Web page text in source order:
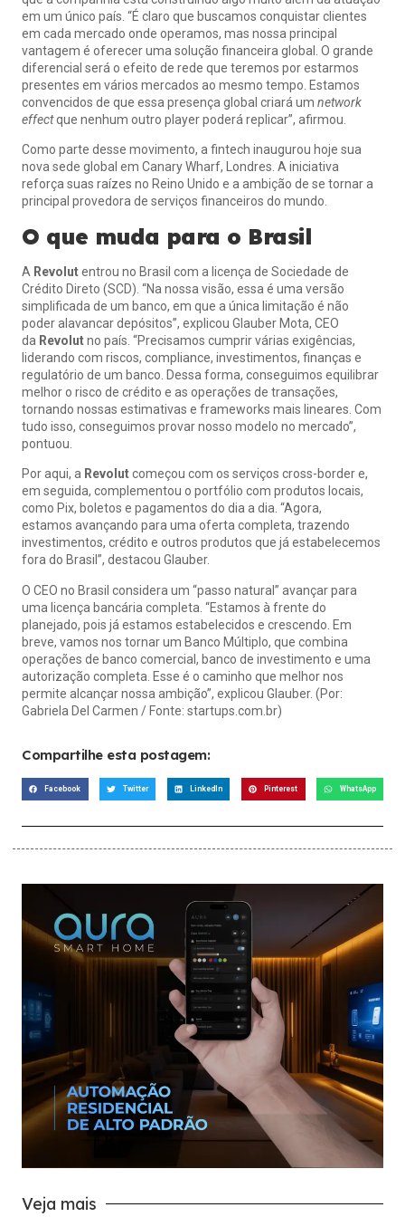
em um único país. “É claro que buscamos conquistar clientes
em cada mercado onde operamos, mas nossa principal
vantagem é oferecer uma solução financeira global. O grande
diferencial será o efeito de rede que teremos por estarmos
presentes em vários mercados ao mesmo tempo. Estamos
convencidos de que essa presença global criará um network
effectque nenhum outro player poderá replicar”, afirmou.
Como parte desse movimento, a fintech inaugurou hoje sua
nova sede global em Canary Wharf, Londres. A iniciativa
reforça suas raízes no Reino Unido e a ambição de se tornar a
principal provedora de serviços financeiros do mundo.
O que muda para o Brasil
A Revolutentrou no Brasil com a licença de Sociedade de
Crédito Direto (SCD). “Na nossa visão, essa é uma versão
simplificada de um banco, em que a única limitação é não
poder alavancar depósitos”, explicou Glauber Mota, CEO
da Revolutno país. “Precisamos cumprir várias exigências,
liderando com riscos, compliance, investimentos, finanças e
regulatório de um banco. Dessa forma, conseguimos equilibrar
melhor o risco de crédito e as operações de transações,
tornando nossas estimativas e frameworks mais lineares. Com
tudo isso, conseguimos provar nosso modelo no mercado”,
pontuou.
Por aqui, a Revolutcomeçou com os serviços cross-border e,
em seguida, complementou o portfólio com produtos locais,
como Pix, boletos e pagamentos do dia a dia. “Agora,
estamos avançando para uma oferta completa, trazendo
investimentos, crédito e outros produtos que já estabelecemos
fora do Brasil”, destacou Glauber.
O CEO no Brasil considera um “passo natural” avançar para
uma licença bancária completa. “Estamos à frente do
planejado, pois já estamos estabelecidos e crescendo. Em
breve, vamos nos tornar um Banco Múltiplo, que combina
operações de banco comercial, banco de investimento e uma
autorização completa. Esse é o caminho que melhor nos
permite alcançar nossa ambição”, explicou Glauber. (Por:
Gabriela Del Carmen / Fonte: startups.com.br)
Compartilhe esta postagem:
Facebook Twitter LinkedIn Pinterest WhatsApp
Veja mais